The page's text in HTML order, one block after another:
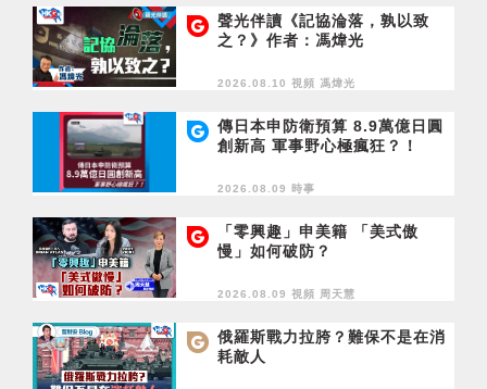
聲光伴讀《記協淪落，孰以致
之？》作者：馮煒光
2026.08.10 視頻 馮煒光
傳日本申防衛預算 8.9萬億日圓
創新高 軍事野心極瘋狂？！
2026.08.09 時事
「零興趣」申美籍 「美式傲
慢」如何破防？
2026.08.09 視頻 周天慧
俄羅斯戰力拉胯？難保不是在消
耗敵人